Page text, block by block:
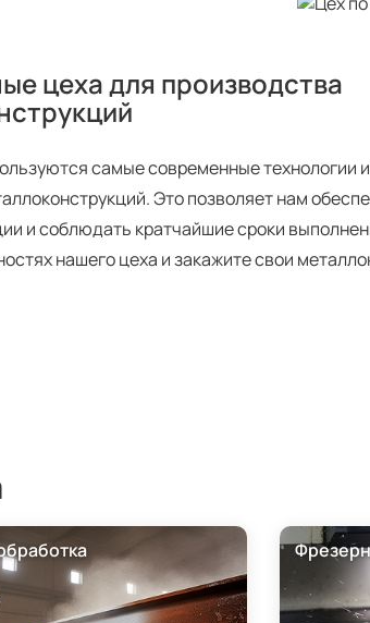
цеха для производства
самые современные технологии
Это позволяет нам
и соблюдать кратчайшие сроки
нашего цеха и закажите свои